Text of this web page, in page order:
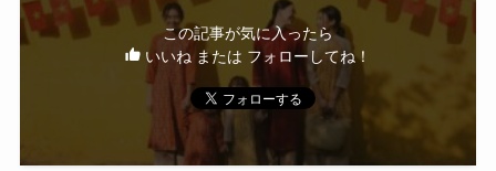
この記事が気に入ったら
いいね または フォローしてね！